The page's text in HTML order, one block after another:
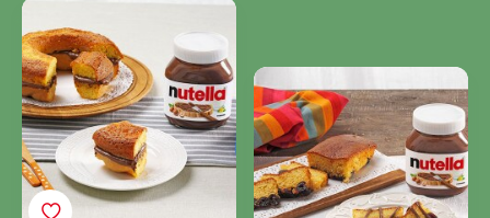
Bizcocho Ciambella con
Nutella®
Nutella®